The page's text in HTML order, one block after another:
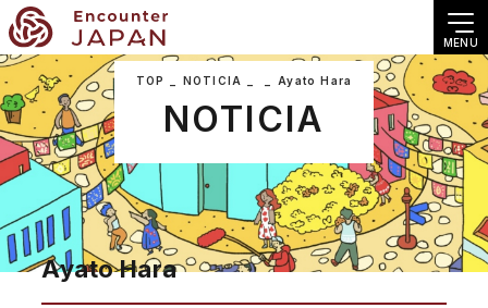
MENU
TOP NOTICIA Ayato Hara
NOTICIA
Ayato Hara